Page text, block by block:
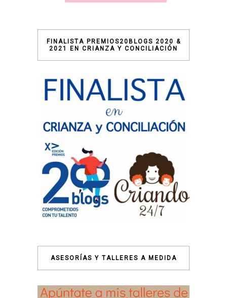
FINALISTA PREMIOS20BLOGS 2020 &
2021 EN CRIANZA Y CONCILIACIÓN
ASESORÍAS Y TALLERES A MEDIDA